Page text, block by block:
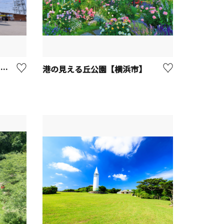
さがみ湖MORI MORI （旧 さがみ湖リゾートプレジャーフォレスト)【相模原市】 港の見える丘公園【横浜市】